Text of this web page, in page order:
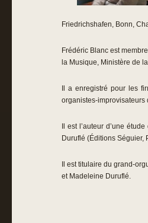
Friedrichshafen, Bonn,
Frédéric Blanc est
la Musique, Ministère de
Il a enregistré pour les
organistes-improvisateurs
Il est l’auteur d’une
Duruflé (Éditions Séguier,
Il est titulaire du grand-
et Madeleine Duruflé.